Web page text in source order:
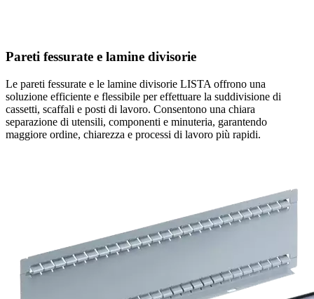
Pareti fessurate e lamine divisorie
Le pareti fessurate e le lamine divisorie LISTA offrono una
soluzione efficiente e flessibile per effettuare la suddivisione di
cassetti, scaffali e posti di lavoro. Consentono una chiara
separazione di utensili, componenti e minuteria, garantendo
maggiore ordine, chiarezza e processi di lavoro più rapidi.